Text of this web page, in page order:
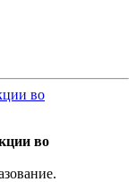
во